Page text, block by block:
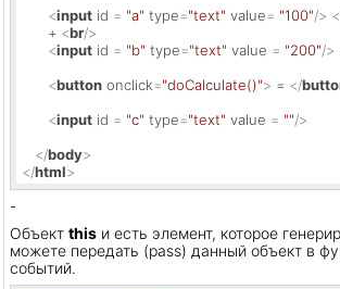
<input id = "a" type="text" value= "100"/> <
      +
<br/>
<input id = "b" type="text" value = "200"/>
<button onclick="doCalculate()"> = </
<input id = "c" type="text" value = ""/>
</body>
</html>
-
Объект this и есть элемент, которое
можете передать (pass) данный объект в
событий.